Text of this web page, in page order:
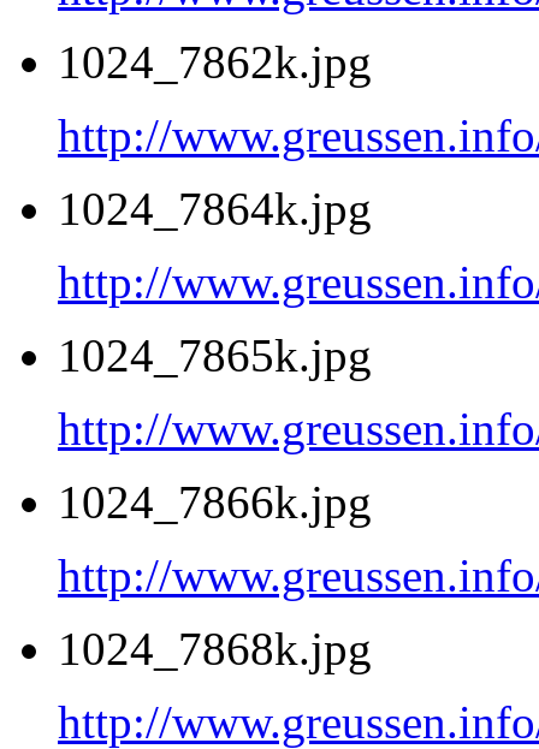
1024_7862k.jpg
http://
1024_7864k.jpg
http://
1024_7865k.jpg
http://
1024_7866k.jpg
http://
1024_7868k.jpg
http://